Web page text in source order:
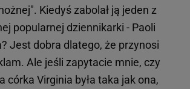
Kiedyś zabolał ją jeden z
popularnej dziennikarki - Paoli
Jest dobra dlatego, że przynosi
Ale jeśli zapytacie mnie, czy
córka Virginia była taka jak ona,